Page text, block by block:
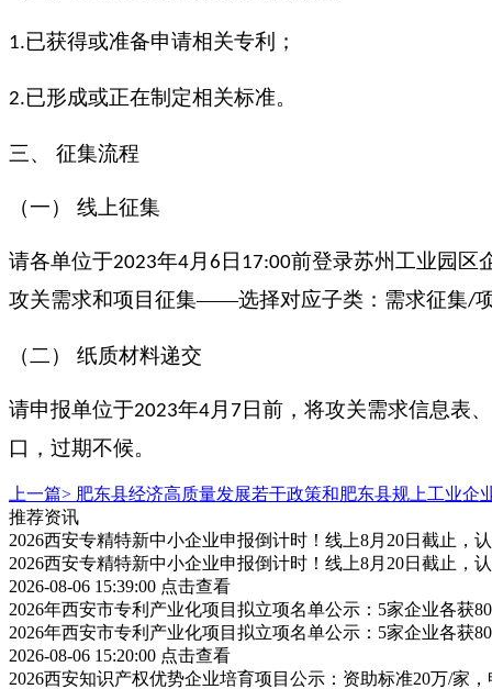
1.已获得或准备申请相关专利；
2.已形成或正在制定相关标准。
三、 征集流程
（一） 线上征集
请各单位于2023年4 月 6 日 17:00前登录苏州工业园
攻关需求和项目征集——选择对应子类：需求征集/
（二） 纸质材料递交
请申报单位于2023年4 月 7 日前，将攻关需求信息表
口，过期不候。
上一篇> 肥东县经济高质量发展若干政策和肥东县规上工业企
推荐资讯
2026西安专精特新中小企业申报倒计时！线上8月20日截止，
2026西安专精特新中小企业申报倒计时！线上8月20日截止，
2026-08-06 15:39:00 点击查看
2026年西安市专利产业化项目拟立项名单公示：5家企业各获
2026年西安市专利产业化项目拟立项名单公示：5家企业各获
2026-08-06 15:20:00 点击查看
2026西安知识产权优势企业培育项目公示：资助标准20万/家